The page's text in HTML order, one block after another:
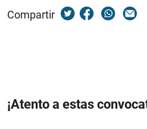
Compartir
¡Atento a estas